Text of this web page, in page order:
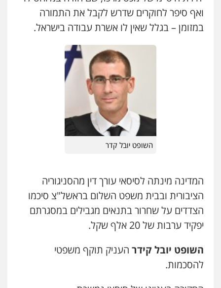
ואף סיפר לחוקרים שדרש לקבל את התמורה
במזומן – בגלל שאין לו אשרת עבודה בישראל.
השופט יובל קדר
המדינה מינתה לסיסאי עורך דין מהסניגוריה
הציבורית ובבית משפט השלום בראשל"צ סיכמו
הצדדים על שחרור בתנאים מגבילים במסגרתם
יפקיד ערבות של 20 אלף שקל.
השופט יובל קידר העניק תוקף משפטי
להסכמות.
רונן הלל – מוניטין
מחיקת כתבות מגוגל ודחיקת אזכורים
0522508109
אחסון אתרים
מהירות הגנה גיבוי
מקצועיים לעורכי דין
מרכז התחלה חדשה
אסירים עבירות מין
מאיה בלום, עו"ס, טיפול ושיקום
טיפול בהתמכרויות שירותים מקצועיים
לעורכי דין
0504062539
עו"ד ד"ר אבי שקד
עבירות כלכליות הלבנת הון